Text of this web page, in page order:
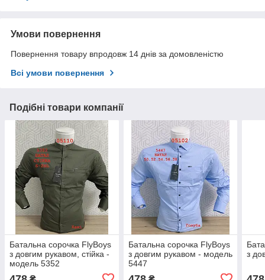
Умови повернення
Повернення товару впродовж 14 днів за домовленістю
Всі умови повернення
Подібні товари компанії
Батальна сорочка FlyBoys
з довгим рукавом, стійка -
модель 5352
Батальна сорочка FlyBoys
з довгим рукавом - модель
5447
з